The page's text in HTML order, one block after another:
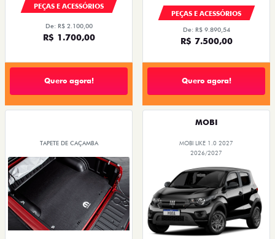
PEÇAS E ACESSÓRIOS
De: R$ 2.100,00
R$ 1.700,00
Quero agora!
PEÇAS E ACESSÓRIOS
De: R$ 9.890,54
R$ 7.500,00
Quero agora!
TAPETE DE CAÇAMBA
MOBI
MOBI LIKE 1.0 2027
2026/2027